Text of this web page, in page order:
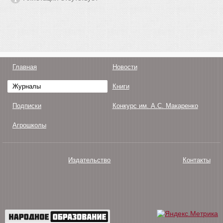
Главная Новости
Журналы Книги
Подписки Конкурс им. А.С. Макаренко
Агрошколы
Издательство Контакты